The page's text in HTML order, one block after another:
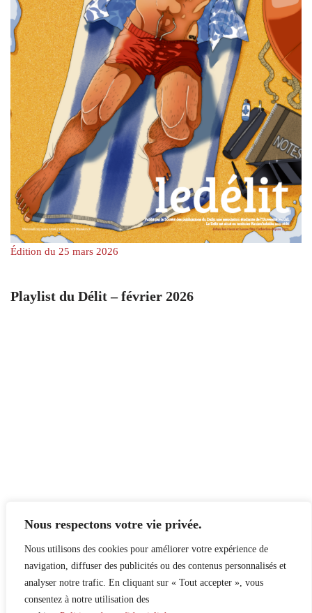
Nous respectons votre vie privée.
Nous utilisons des cookies pour améliorer votre expérience de
navigation, diffuser des publicités ou des contenus personnalisés et
analyser notre trafic. En cliquant sur « Tout accepter », vous
consentez à notre utilisation des
Édition du 25 mars 2026
Playlist du Délit – février 2026